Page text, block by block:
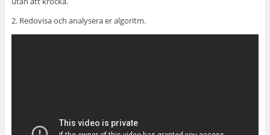
2. Redovisa och analysera er algoritm.